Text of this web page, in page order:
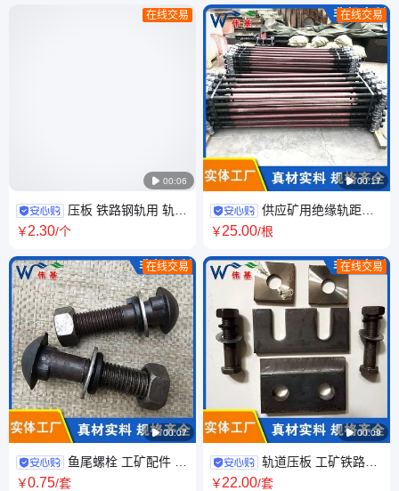
 00:06
在线交易
压板 铁路钢轨用 轨道
压板供应 伟基 定做各种异型
￥2.30/个
 00:07
在线交易
鱼尾螺栓 工矿配件 道
夹板螺丝 高强度耐用 伟基加工
￥0.75/套
 00:17
在线交易
供应矿用绝缘轨距拉
杆 绝缘道岔拉 杆 伟基铁路生产
￥25.00/根
 00:09
在线交易
轨道压板 工矿铁路配
件 钢轨固定件 伟基铁路器材
￥22.00/套